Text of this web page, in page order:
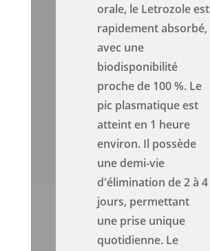
orale, le Letrozole est
rapidement absorbé,
avec une
biodisponibilité
proche de 100 %. Le
pic plasmatique est
atteint en 1 heure
environ. Il possède
une demi-vie
d'élimination de 2 à 4
jours, permettant
une prise unique
quotidienne. Le